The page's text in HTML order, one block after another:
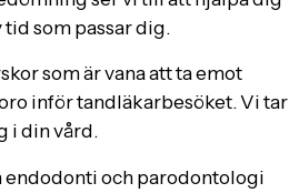
som passar dig.
som är vana att ta emot
inför tandläkarbesöket. Vi tar
i din vård.
endodonti och parodontologi